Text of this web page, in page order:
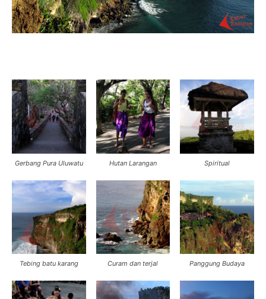
Gerbang Pura Uluwatu Hutan Larangan Spiritual
Tebing batu karang Curam dan terjal Panggung Budaya